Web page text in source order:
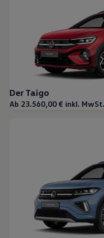
Lifestyle
Transport
Familie
Volkswagen
Pannen- und
Volkswagen
Der Taigo
Ab 23.560,00 € inkl. MwSt.